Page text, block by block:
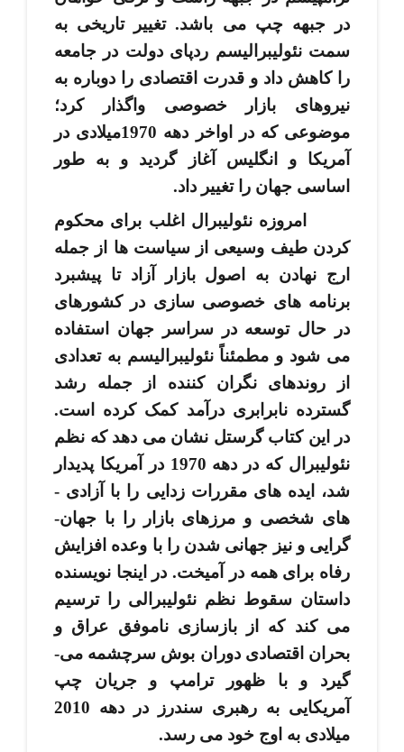
در جبهه چپ می­ باشد. تغییر تاریخی به
سمت نئولیبرالیسم ردپای دولت در جامعه
را کاهش داد و قدرت اقتصادی را دوباره به
نیروهای بازار خصوصی واگذار کرد؛
موضوعی که در اواخر دهه 1970میلادی در
آمریکا و انگلیس آغاز گردید و به طور
اساسی جهان را تغییر داد.
امروزه نئولیبرال اغلب برای محکوم
کردن طیف وسیعی از سیاست­ ها از جمله
ارج نهادن به اصول بازار آزاد تا پیشبرد
برنامه ­های خصوصی­ سازی در کشورهای
در حال توسعه در سراسر جهان استفاده
می ­شود و مطمئناً نئولیبرالیسم به تعدادی
از روندهای نگران­ کننده از جمله رشد
گسترده نابرابری درآمد کمک کرده­ است.
در این کتاب گرستل نشان می ­دهد که نظم
نئولیبرال که در دهه 1970 در آمریکا پدیدار
شد، ایده ­های مقررات ­زدایی را با آزادی ­
های شخصی و مرزهای بازار را با جهان­
گرایی و نیز جهانی شدن را با وعده افزایش
رفاه برای همه در آمیخت. در اینجا نویسنده
داستان سقوط نظم نئولیبرالی را ترسیم
می­ کند که از بازسازی ناموفق عراق و
بحران اقتصادی دوران بوش سرچشمه می­
گیرد و با ظهور ترامپ و جریان چپ
آمریکایی به رهبری سندرز در دهه 2010
میلادی به اوج خود می ­رسد.